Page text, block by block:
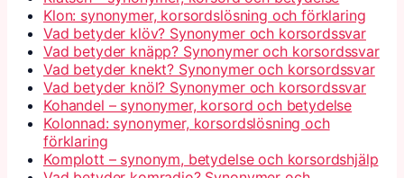
Klon: synonymer, korsordslösning och förklaring
Vad betyder klöv? Synonymer och korsordssvar
Vad betyder knäpp? Synonymer och korsordssvar
Vad betyder knekt? Synonymer och korsordssvar
Vad betyder knöl? Synonymer och korsordssvar
Kohandel – synonymer, korsord och betydelse
Kolonnad: synonymer, korsordslösning och
förklaring
Komplott – synonym, betydelse och korsordshjälp